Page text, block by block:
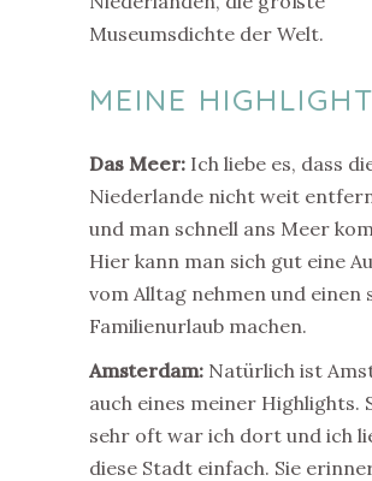
Museumsdichte der Welt.
MEINE
Das Meer: Ich liebe es, dass
Niederlande nicht weit
und man schnell ans Meer
Hier kann man sich gut eine
vom Alltag nehmen und einen
Familienurlaub machen.
Amsterdam: Natürlich ist
auch eines meiner Highlights.
sehr oft war ich dort und ich
diese Stadt einfach. Sie